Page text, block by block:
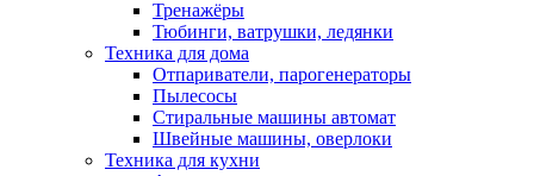
Тренажёры
Тюбинги, ватрушки, ледянки
Техника для дома
Отпариватели, парогенераторы
Пылесосы
Стиральные машины автомат
Швейные машины, оверлоки
Техника для кухни